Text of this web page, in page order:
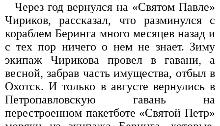
Через год вернулся на «Святом Павле»
Чириков, рассказал, что разминулся с
кораблем Беринга много месяцев назад и
с тех пор ничего о нем не знает. Зиму
экипаж Чирикова провел в гавани, а
весной, забрав часть имущества, отбыл в
Охотск. И только в августе вернулись в
Петропавловскую гавань на
перестроенном пакетботе «Святой Петр»